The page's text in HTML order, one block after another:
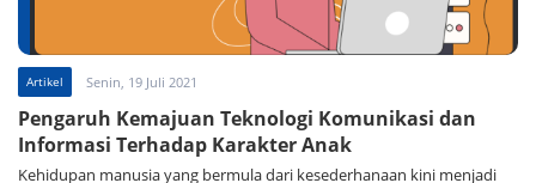
Artikel Senin, 19 Juli 2021
Pengaruh Kemajuan Teknologi Komunikasi dan
Informasi Terhadap Karakter Anak
Kehidupan manusia yang bermula dari kesederhanaan kini menjadi